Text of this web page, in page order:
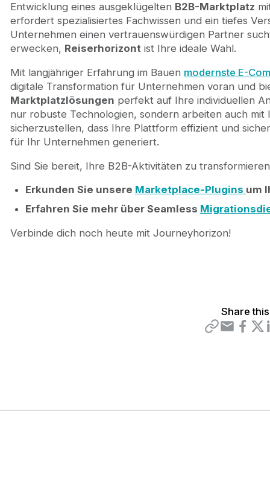
Entwicklung eines ausgeklügelten B2B-Marktplatz
erfordert spezialisiertes Fachwissen und ein tiefes
Unternehmen einen vertrauenswürdigen Partner
erwecken, Reiserhorizontist Ihre ideale Wahl.
Mit langjähriger Erfahrung im Bauen modernste E-
digitale Transformation für Unternehmen voran und
Marktplatzlösungen perfekt auf Ihre individuellen
nur robuste Technologien, sondern arbeiten auch mit
sicherzustellen, dass Ihre Plattform effizient und
für Ihr Unternehmen generiert.
Sind Sie bereit, Ihre B2B-Aktivitäten zu
Erkunden Sie unsere Marketplace-Plugins um
Erfahren Sie mehr über Seamless
Verbinde dich noch heute mit Journeyhorizon!
Share